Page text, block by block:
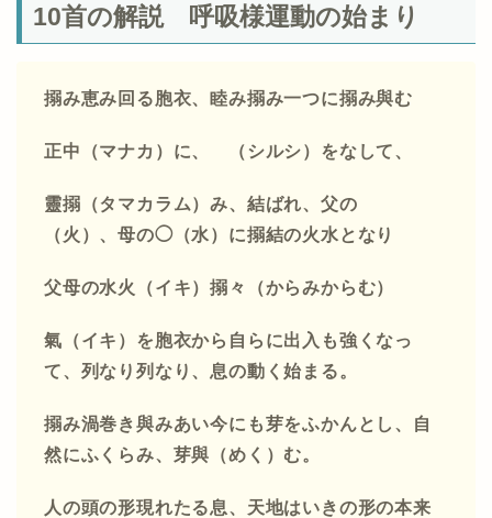
10首の解説 呼吸様運動の始まり
搦み恵み回る胞衣、睦み搦み一つに搦み與む
正中（マナカ）に、ゝ（シルシ）をなして、
靈搦（タマカラム）み、結ばれ、父のゝ
（火）、母の◯（水）に搦結の火水となり
父母の水火（イキ）搦々（からみからむ）
氣（イキ）を胞衣から自らに出入も強くなっ
て、列なり列なり、息の動く始まる。
搦み渦巻き與みあい今にも芽をふかんとし、自
然にふくらみ、芽與（めく）む。
人の頭の形現れたる息、天地はいきの形の本来